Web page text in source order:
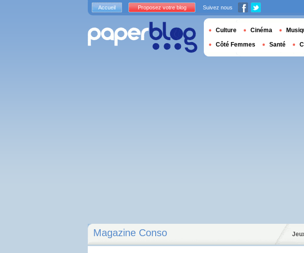
Magazine Conso
Accueil Proposez votre blog Suivez nous
Culture Cinéma
Côté Femmes Santé